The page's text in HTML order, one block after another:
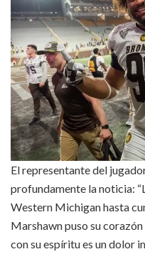
El representante del
profundamente la noticia:
Western Michigan hasta
Marshawn puso su
con su espíritu es un dolor